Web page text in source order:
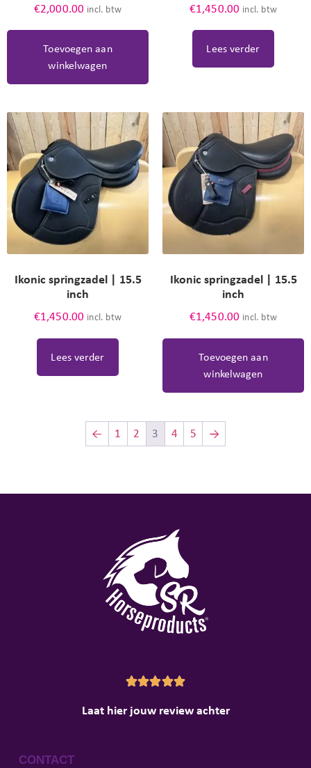
€2,000.00 incl. btw
Toevoegen aan
winkelwagen
€1,450.00 incl. btw
Lees verder
Ikonic springzadel | 15.5
inch
€1,450.00 incl. btw
Lees verder
Ikonic springzadel | 15.5
inch
€1,450.00 incl. btw
Toevoegen aan
winkelwagen
← 1 2 3 4 5 →

Laat hier jouw review achter
CONTACT